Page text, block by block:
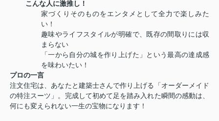
こんな人に激推し！
家づくりそのものをエンタメとして全力で楽しみた
い！
趣味やライフスタイルが明確で、既存の間取りには収
まらない
「一から自分の城を作り上げた」という最高の達成感
を味わいたい！
プロの一言
注文住宅は、あなたと建築士さんで作り上げる「オーダーメイド
の特注スーツ」。完成して初めて足を踏み入れた瞬間の感動は、
何にも変えられない一生の宝物になります！